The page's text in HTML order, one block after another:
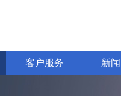
客户服务 新